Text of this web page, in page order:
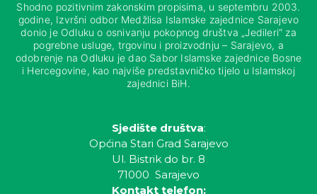
Shodno pozitivnim zakonskim propisima, u septembru 2003.
godine, Izvršni odbor Medžlisa Islamske zajednice Sarajevo
donio je Odluku o osnivanju pokopnog društva „Jedileri“ za
pogrebne usluge, trgovinu i proizvodnju – Sarajevo, a
odobrenje na Odluku je dao Sabor Islamske zajednice Bosne
i Hercegovine, kao najviše predstavničko tijelo u Islamskoj
zajednici BiH.
Sjedište društva:
Općina Stari Grad Sarajevo
Ul. Bistrik do br. 8
71000 Sarajevo
Kontakt telefon: